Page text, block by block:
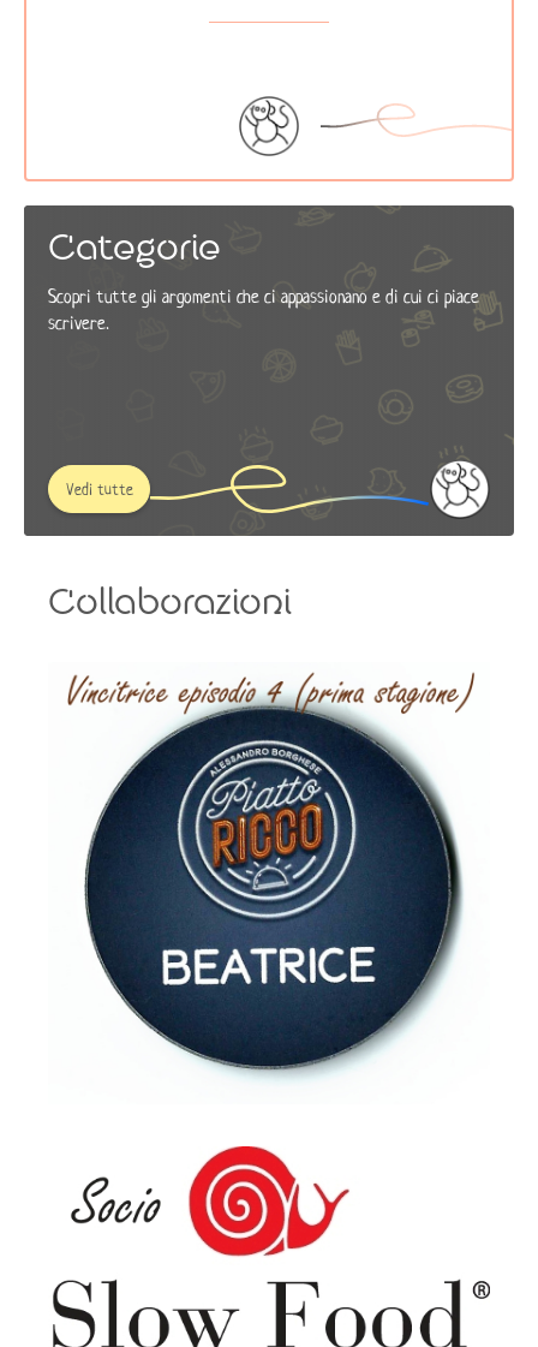
Categorie
Scopri tutte gli argomenti che ci appassionano e di cui ci piace
scrivere.
Vedi tutte
Collaborazioni